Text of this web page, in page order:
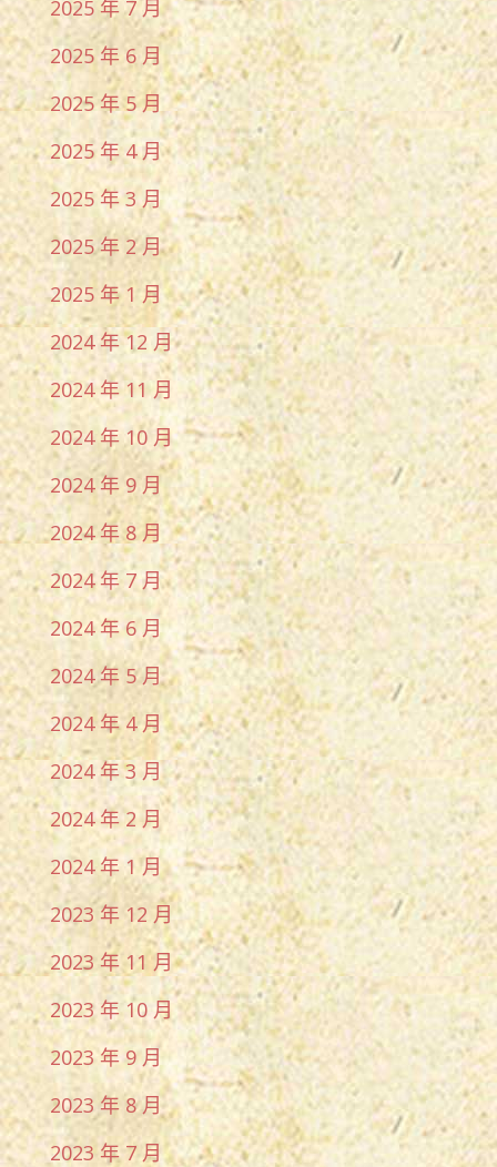
2025 年 7 月
2025 年 6 月
2025 年 5 月
2025 年 4 月
2025 年 3 月
2025 年 2 月
2025 年 1 月
2024 年 12 月
2024 年 11 月
2024 年 10 月
2024 年 9 月
2024 年 8 月
2024 年 7 月
2024 年 6 月
2024 年 5 月
2024 年 4 月
2024 年 3 月
2024 年 2 月
2024 年 1 月
2023 年 12 月
2023 年 11 月
2023 年 10 月
2023 年 9 月
2023 年 8 月
2023 年 7 月